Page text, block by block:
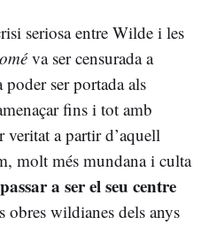
seriosa entre Wilde i les
va ser censurada a
ser portada als
fins i tot amb
veritat a partir d’aquell
molt més mundana i culta
a ser el seu centre
obres wildianes dels anys